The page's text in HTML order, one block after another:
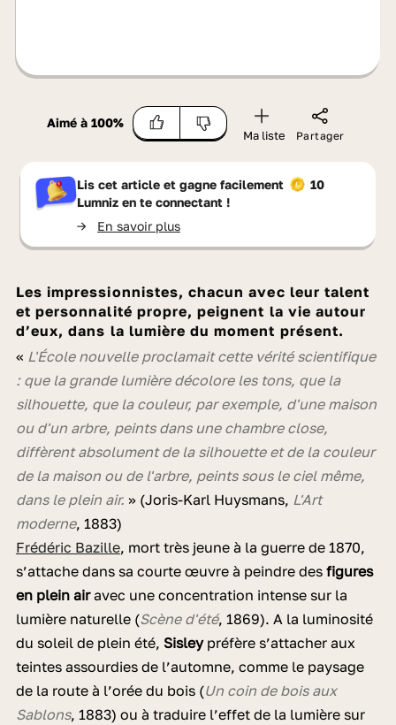
Aimé à 100%
Ma liste Partager
Lis cet article et gagne facilement
10
Lumniz en te connectant !
-> En savoir plus
Les impressionnistes, chacun avec leur talent
et personnalité propre,peignent la vie autour
d’eux, dans la lumière du moment présent.
« L'École nouvelle proclamait cette vérité scientifique
: que la grande lumière décolore les tons, que la
silhouette, que la couleur, par exemple, d'une maison
ou d'un arbre, peints dans une chambre close,
diffèrent absolument de la silhouette et de la couleur
de la maison ou de l'arbre, peints sous le ciel même,
dans le plein air. » (Joris-Karl Huysmans, L'Art
moderne, 1883)
Frédéric Bazille, mort très jeune à la guerre de 1870,
s’attache dans sa courte œuvre à peindre des figures
en plein airavec une concentration intense sur la
lumière naturelle (Scène d'été, 1869). A la luminosité
du soleil de plein été, Sisley préfère s’attacher aux
teintes assourdies de l’automne, comme le paysage
de la route à l’orée du bois (Un coin de bois aux
Sablons, 1883) ou à traduire l’effet de la lumière sur